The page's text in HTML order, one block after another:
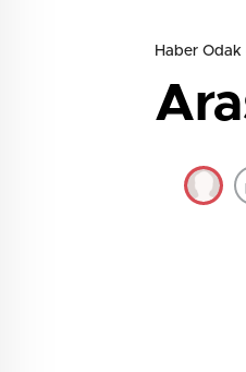
Haber Odak